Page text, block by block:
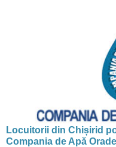
Locuitorii din Chișirid
Compania de Apă